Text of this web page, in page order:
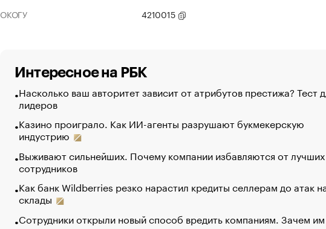
ОКОГУ
4210015
Интересное на РБК
Насколько ваш авторитет зависит от атрибутов престижа? Тест
лидеров
Казино проиграло. Как ИИ-агенты разрушают букмекерскую
индустрию
Выживают сильнейших. Почему компании избавляются от лучших
сотрудников
Как банк Wildberries резко нарастил кредиты селлерам до атак
склады
Сотрудники открыли новый способ вредить компаниям. Зачем